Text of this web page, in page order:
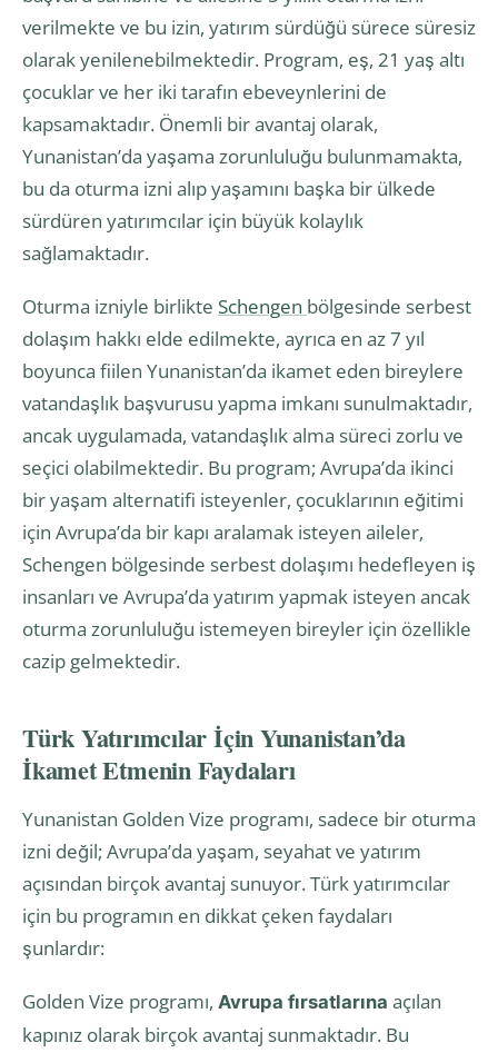
verilmekte ve bu izin, yatırım sürdüğü sürece süresiz
olarak yenilenebilmektedir. Program, eş, 21 yaş altı
çocuklar ve her iki tarafın ebeveynlerini de
kapsamaktadır. Önemli bir avantaj olarak,
Yunanistan’da yaşama zorunluluğu bulunmamakta,
bu da oturma izni alıp yaşamını başka bir ülkede
sürdüren yatırımcılar için büyük kolaylık
sağlamaktadır.
Oturma izniyle birlikte Schengen bölgesinde serbest
dolaşım hakkı elde edilmekte, ayrıca en az 7 yıl
boyunca fiilen Yunanistan’da ikamet eden bireylere
vatandaşlık başvurusu yapma imkanı sunulmaktadır,
ancak uygulamada, vatandaşlık alma süreci zorlu ve
seçici olabilmektedir. Bu program; Avrupa’da ikinci
bir yaşam alternatifi isteyenler, çocuklarının eğitimi
için Avrupa’da bir kapı aralamak isteyen aileler,
Schengen bölgesinde serbest dolaşımı hedefleyen iş
insanları ve Avrupa’da yatırım yapmak isteyen ancak
oturma zorunluluğu istemeyen bireyler için özellikle
cazip gelmektedir.
Türk Yatırımcılar İçin Yunanistan’da
İkamet Etmenin Faydaları
Yunanistan Golden Vize programı, sadece bir oturma
izni değil; Avrupa’da yaşam, seyahat ve yatırım
açısından birçok avantaj sunuyor. Türk yatırımcılar
için bu programın en dikkat çeken faydaları
şunlardır:
Golden Vize programı, Avrupa fırsatlarına açılan
kapınız olarak birçok avantaj sunmaktadır. Bu